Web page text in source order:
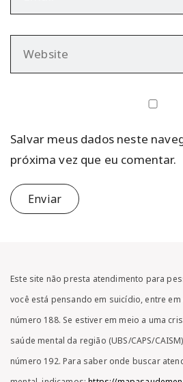
Salvar meus dados neste
próxima vez que eu comentar.
Este site não presta atendimento para
você está pensando em suicídio, entre em
número 188. Se estiver em meio a uma
saúde mental da região (UBS/CAPS/
número 192. Para saber onde buscar